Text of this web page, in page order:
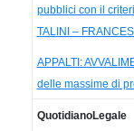
pubblici con il
TALINI –
APPALTI:
delle massime di
QuotidianoLegale